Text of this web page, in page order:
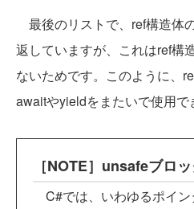
最後のリストで、ref構造体
返していますが、これはref構
ないためです。このように、
awaitやyieldをまたいで使用で
［NOTE］unsafeブロ
C#では、いわゆるポイ